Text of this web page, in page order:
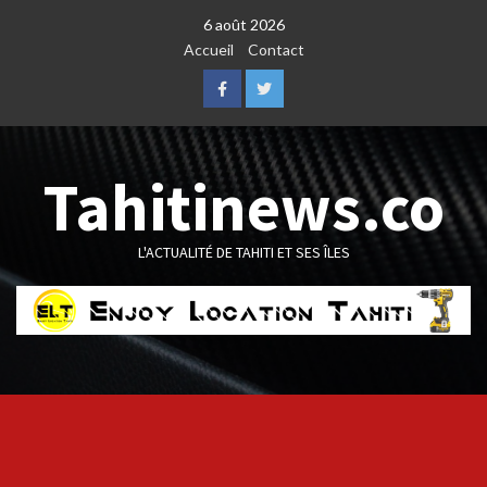
6 août 2026
Accueil
Contact
FacebookTwitter
Tahitinews.co
L'ACTUALITÉ DE TAHITI ET SES ÎLES